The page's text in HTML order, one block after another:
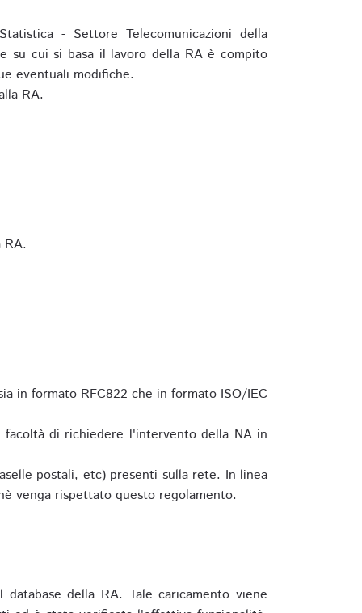
- Settore Telecomunicazioni della
su cui si basa il lavoro della RA è compito
eventuali modifiche.
RA.
in formato RFC822 che in formato ISO/IEC
di richiedere l'intervento della NA in
postali, etc) presenti sulla rete. In linea
venga rispettato questo regolamento.
della RA. Tale caricamento viene